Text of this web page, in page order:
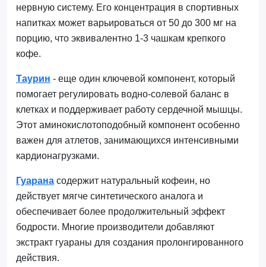
нервную систему. Его концентрация в спортивных
напитках может варьироваться от 50 до 300 мг на
порцию, что эквивалентно 1-3 чашкам крепкого
кофе.
Таурин - еще один ключевой компонент, который
помогает регулировать водно-солевой баланс в
клетках и поддерживает работу сердечной мышцы.
Этот аминокислотоподобный компонент особенно
важен для атлетов, занимающихся интенсивными
кардионагрузками.
Гуаранасодержит натуральный кофеин, но
действует мягче синтетического аналога и
обеспечивает более продолжительный эффект
бодрости. Многие производители добавляют
экстракт гуараны для создания пролонгированного
действия.